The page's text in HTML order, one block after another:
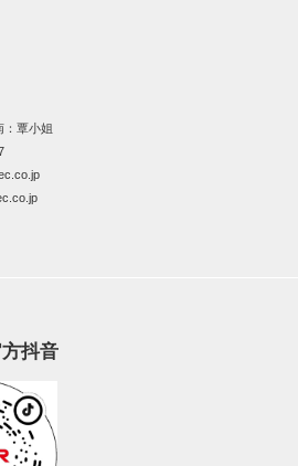
：覃小姐
抖音